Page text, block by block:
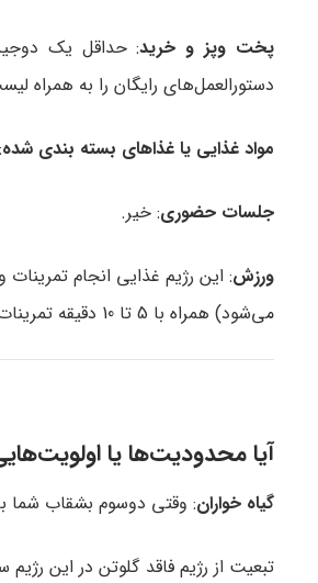
پخت‌ وپز و خرید: حداقل یک
دستورالعمل‌های رایگان را به همراه
مواد غذایی یا غذاهای بسته‌ بندی‌ شده
جلسات حضوری: خیر.
ورزش
می‌شود) همراه با 5 تا 10 دقیقه تمرینات قدرتی در روز.
آیا محدودیت‌ها یا
گیاه‌ خواران: وقتی دوسوم بشقاب شما
تبعیت از رژیم فاقد گلوتن در این